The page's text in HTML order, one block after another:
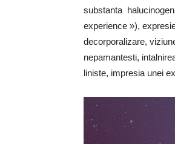
substanta
experience »),
decorporalizare,
nepamantesti,
liniste, impresia unei